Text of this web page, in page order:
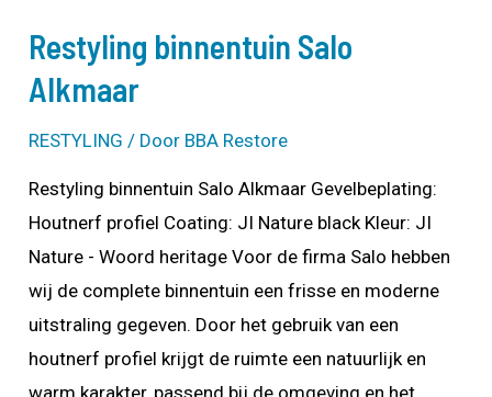
Restyling binnentuin Salo
Alkmaar
RESTYLING / Door BBA Restore
Restyling binnentuin Salo Alkmaar Gevelbeplating:
Houtnerf profiel Coating: JI Nature black Kleur: JI
Nature - Woord heritage Voor de firma Salo hebben
wij de complete binnentuin een frisse en moderne
uitstraling gegeven. Door het gebruik van een
houtnerf profiel krijgt de ruimte een natuurlijk en
warm karakter, passend bij de omgeving en het